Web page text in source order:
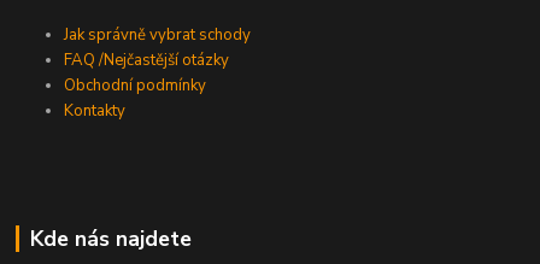
Jak správně vybrat schody
FAQ /Nejčastější otázky
Obchodní podmínky
Kontakty
Kde nás najdete